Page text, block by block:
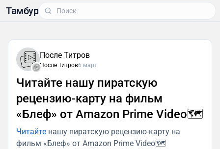
Тамбур
После Титров
После Титров6 март
Читайте нашу пиратскую
рецензию-карту на фильм
«Блеф» от Amazon Prime Video🗺️
Читайте нашу пиратскую рецензию-карту на
фильм «Блеф» от Amazon Prime Video🗺️